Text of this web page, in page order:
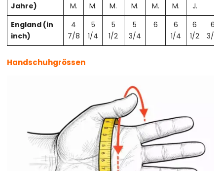
Jahre)
M.
M.
M.
M.
M.
M.
J.
England (in
inch)
4
7/8
5
1/4
5
1/2
5
3/4
6
6
1/4
6
1/2
6
3/4
Handschuhgrössen